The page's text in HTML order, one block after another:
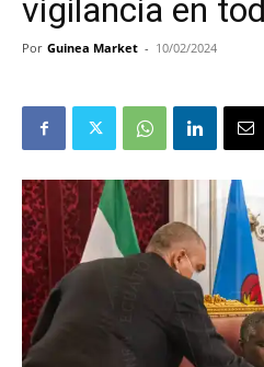
vigilancia en
Por Guinea Market - 10/02/2024